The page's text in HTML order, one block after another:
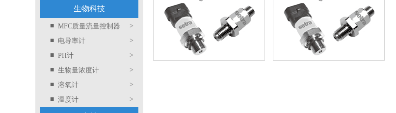
生物科技
■ MFC质量流量控制器
>
■ 电导率计
>
■ PH计
>
■ 生物量浓度计
>
■ 溶氧计
>
■ 温度计 >